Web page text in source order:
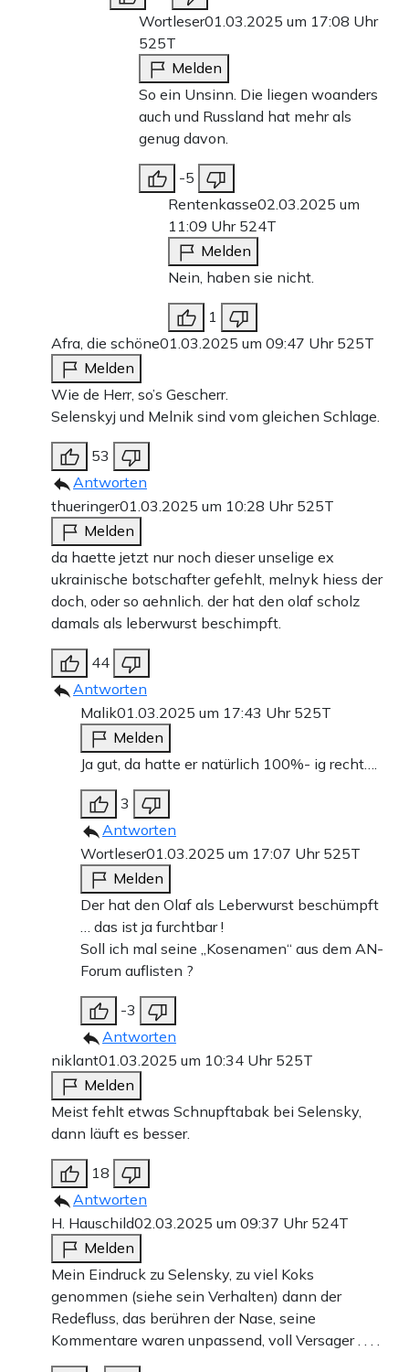
Wortleser01.03.2025 um 17:08 Uhr
525T
Melden
So ein Unsinn. Die liegen woanders
auch und Russland hat mehr als
genug davon.
-5
Rentenkasse02.03.2025 um
11:09 Uhr 524T
Melden
Nein, haben sie nicht.
1
Afra, die schöne01.03.2025 um 09:47 Uhr 525T
Melden
Wie de Herr, so’s Gescherr.
Selenskyj und Melnik sind vom gleichen Schlage.
53
Antworten
thueringer01.03.2025 um 10:28 Uhr 525T
Melden
da haette jetzt nur noch dieser unselige ex
ukrainische botschafter gefehlt, melnyk hiess der
doch, oder so aehnlich. der hat den olaf scholz
damals als leberwurst beschimpft.
44
Antworten
Malik01.03.2025 um 17:43 Uhr 525T
Melden
Ja gut, da hatte er natürlich 100%- ig recht….
3
Antworten
Wortleser01.03.2025 um 17:07 Uhr 525T
Melden
Der hat den Olaf als Leberwurst beschümpft
… das ist ja furchtbar !
Soll ich mal seine „Kosenamen“ aus dem AN-
Forum auflisten ?
-3
Antworten
niklant01.03.2025 um 10:34 Uhr 525T
Melden
Meist fehlt etwas Schnupftabak bei Selensky,
dann läuft es besser.
18
Antworten
H. Hauschild02.03.2025 um 09:37 Uhr 524T
Melden
Mein Eindruck zu Selensky, zu viel Koks
genommen (siehe sein Verhalten) dann der
Redefluss, das berühren der Nase, seine
Kommentare waren unpassend, voll Versager . . . .